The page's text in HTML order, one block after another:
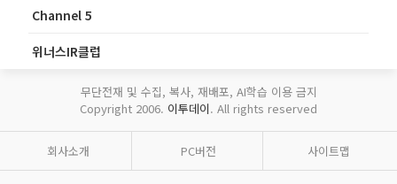
Channel 5
위너스IR클럽
무단전재 및 수집, 복사, 재배포, AI학습 이용 금지
Copyright 2006. 이투데이. All rights reserved
회사소개 PC버전 사이트맵